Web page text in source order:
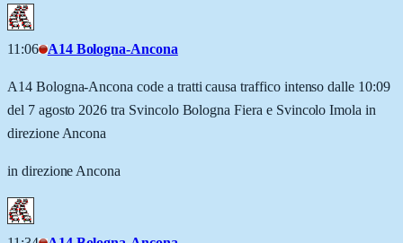
11:06 A14 Bologna-Ancona
A14 Bologna-Ancona code a tratti causa traffico intenso dalle 10:09
del 7 agosto 2026 tra Svincolo Bologna Fiera e Svincolo Imola in
direzione Ancona
in direzione Ancona